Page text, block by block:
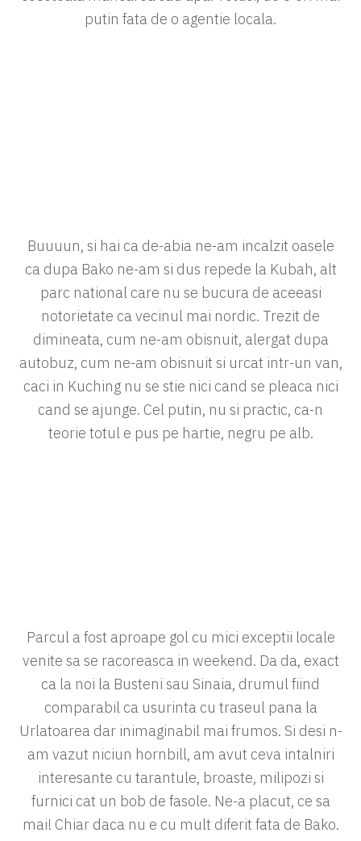
putin fata de o agentie locala.
Buuuun, si hai ca de-abia ne-am incalzit oasele
ca dupa Bako ne-am si dus repede la Kubah, alt
parc national care nu se bucura de aceeasi
notorietate ca vecinul mai nordic. Trezit de
dimineata, cum ne-am obisnuit, alergat dupa
autobuz, cum ne-am obisnuit si urcat intr-un van,
caci in Kuching nu se stie nici cand se pleaca nici
cand se ajunge. Cel putin, nu si practic, ca-n
teorie totul e pus pe hartie, negru pe alb.
Parcul a fost aproape gol cu mici exceptii locale
venite sa se racoreasca in weekend. Da da, exact
ca la noi la Busteni sau Sinaia, drumul fiind
comparabil ca usurinta cu traseul pana la
Urlatoarea dar inimaginabil mai frumos. Si desi n-
am vazut niciun hornbill, am avut ceva intalniri
interesante cu tarantule, broaste, milipozi si
furnici cat un bob de fasole. Ne-a placut, ce sa
mai! Chiar daca nu e cu mult diferit fata de Bako.